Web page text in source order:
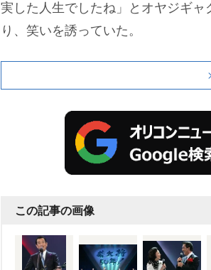
実した人生でしたね」とオヤジギャ
り、笑いを誘っていた。
この記事の画像